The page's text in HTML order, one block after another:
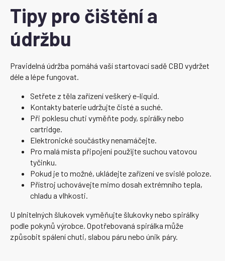
Tipy pro čištění a
údržbu
Pravidelná údržba pomáhá vaší startovací sadě CBD vydržet
déle a lépe fungovat.
Setřete z těla zařízení veškerý e-liquid.
Kontakty baterie udržujte čisté a suché.
Při poklesu chuti vyměňte pody, spirálky nebo
cartridge.
Elektronické součástky nenamáčejte.
Pro malá místa připojení použijte suchou vatovou
tyčinku.
Pokud je to možné, ukládejte zařízení ve svislé poloze.
Přístroj uchovávejte mimo dosah extrémního tepla,
chladu a vlhkosti.
U plnitelných šlukovek vyměňujte šlukovky nebo spirálky
podle pokynů výrobce. Opotřebovaná spirálka může
způsobit spálení chuti, slabou páru nebo únik páry.